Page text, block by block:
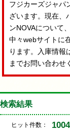
フジカーズジャパ
ざいます。現在、
ンNOVAについて
中々webサイトに
ります。入庫情報
までお問い合わせ
検索結果
ヒット件数： 1004